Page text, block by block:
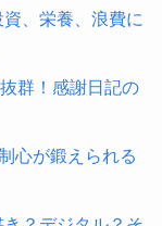
、栄養、浪費に
群！感謝日記の
心が鍛えられる